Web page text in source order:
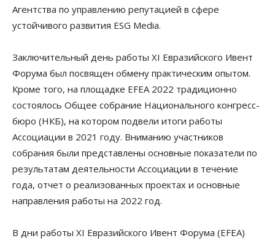
Агентства по управлению репутацией в сфере
устойчивого развития ESG Media.
Заключительный день работы XI Евразийского Ивент
Форума был посвящен обмену практическим опытом.
Кроме того, на площадке EFEA 2022 традиционно
состоялось Общее собрание Национального конгресс-
бюро (НКБ), на котором подвели итоги работы
Ассоциации в 2021 году. Вниманию участников
собрания были представлены основные показатели по
результатам деятельности Ассоциации в течение
года, отчет о реализованных проектах и основные
направления работы на 2022 год.
В дни работы XI Евразийского Ивент Форума (EFEA)